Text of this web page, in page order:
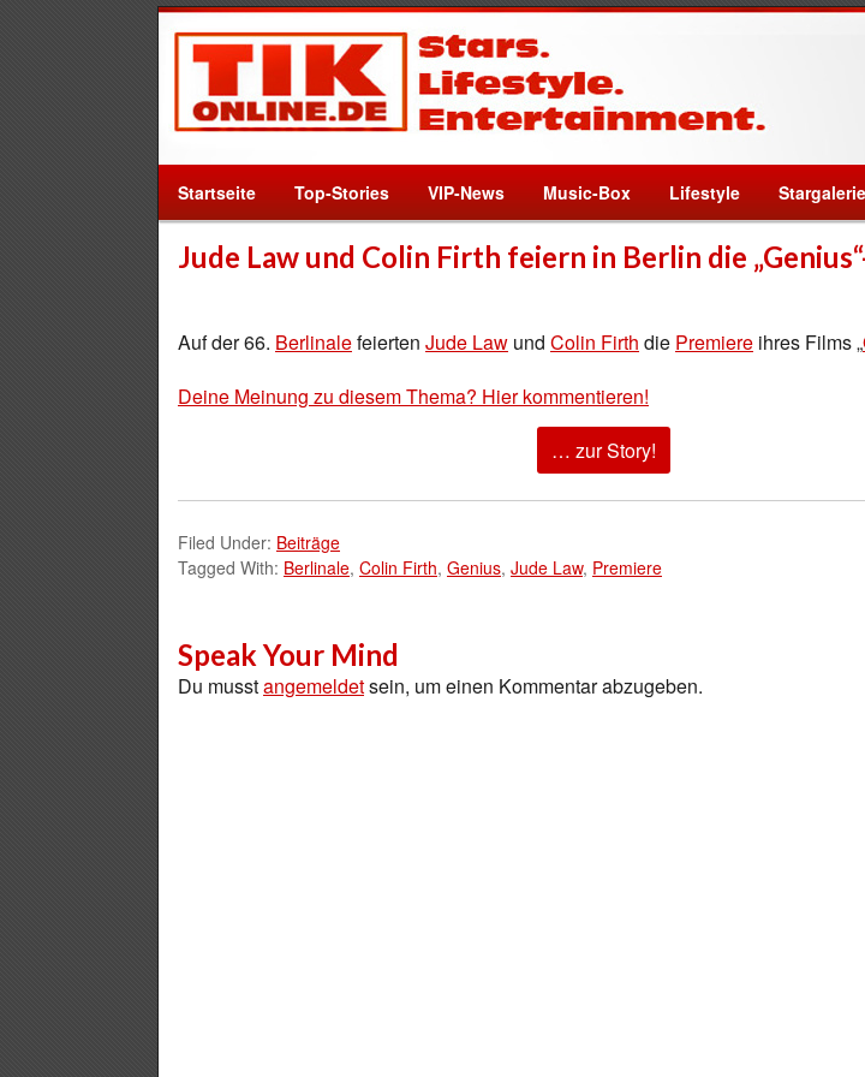
Startseite Top-Stories VIP-News Music-Box Lifestyle
Jude Law und Colin Firth feiern in Berlin die
Auf der 66. Berlinalefeierten Jude Law und Colin Firth die Premiere ihres Films „
Deine Meinung zu diesem Thema? Hier kommentieren!
… zur Story!
Filed Under: Beiträge
Tagged With: Berlinale, Colin Firth, Genius, Jude Law, Premiere
Speak Your Mind
Du musstangemeldetsein, um einen Kommentar abzugeben.